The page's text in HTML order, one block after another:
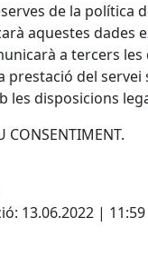
de la política
aquestes dades
a tercers
prestació del
les disposicions
CONSENTIMENT.
13.06.2022 | 11:59